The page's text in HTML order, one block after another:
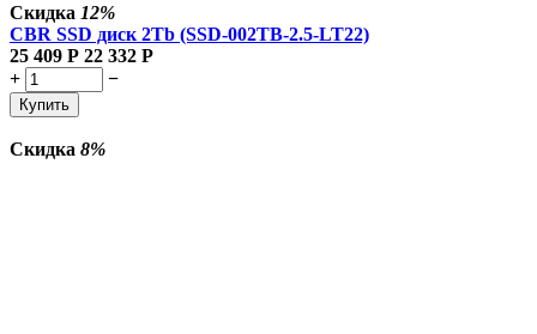
Скидка 12%
CBR SSD диск 2Tb (SSD-002TB-2.5-LT22)
25 409 Р 22 332 Р
+
−
Купить
Скидка 8%